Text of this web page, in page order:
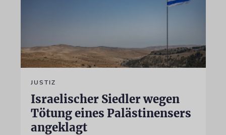
JUSTIZ
Israelischer Siedler wegen
Tötung eines Palästinensers
angeklagt